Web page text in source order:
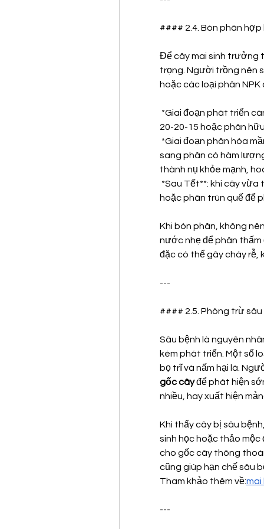
#### 2.4. Bón phân
Để cây mai sinh trưởng
trọng. Người trồng nên
hoặc các loại phân NPK
*Giai đoạn phát triển
20-20-15 hoặc phân
*Giai đoạn phân hóa
sang phân có hàm
thành nụ khỏe mạnh,
*Sau Tết**: khi cây
hoặc phân trùn quế để
Khi bón phân, không
nước nhẹ để phân thấm
đặc có thể gây cháy rễ,
---
#### 2.5. Phòng trừ
Sâu bệnh là nguyên
kém phát triển. Một số
bọ trĩ và nấm hại lá.
gốc cây để phát hiện
nhiều, hay xuất hiện
Khi thấy cây bị sâu
sinh học hoặc thảo mộc
cho gốc cây thông
cũng giúp hạn chế sâu
Tham khảo thêm về:mai
---